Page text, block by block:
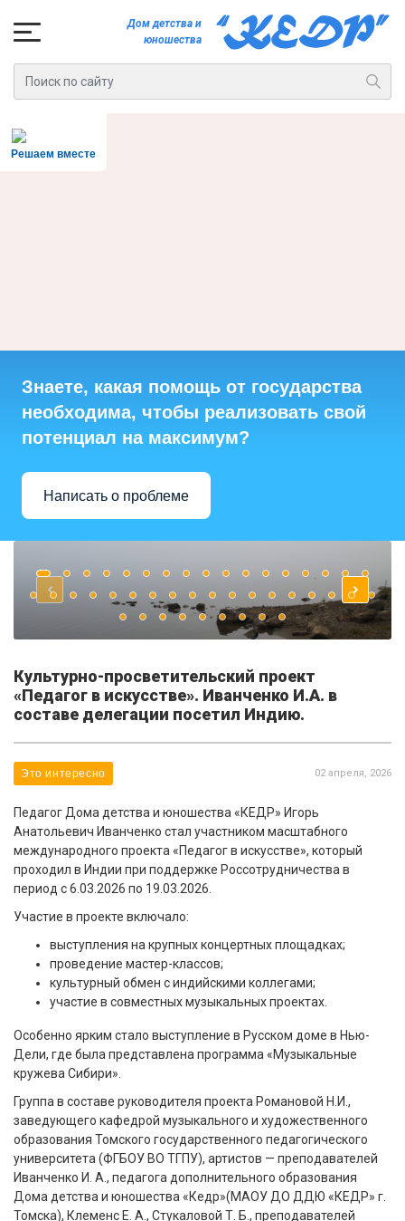
Дом детства и
юношества
Решаем вместе
Знаете, какая помощь от государства
необходима, чтобы реализовать свой
потенциал на максимум?
Написать о проблеме
Культурно-просветительский проект
«Педагог в искусстве». Иванченко И.А. в
составе делегации посетил Индию.
Это интересно 02 апреля, 2026
Педагог Дома детства и юношества «КЕДР» Игорь
Анатольевич Иванченко стал участником масштабного
международного проекта «Педагог в искусстве», который
проходил в Индии при поддержке Россотрудничества в
период с 6.03.2026 по 19.03.2026.
Участие в проекте включало:
выступления на крупных концертных площадках;
проведение мастер-классов;
культурный обмен с индийскими коллегами;
участие в совместных музыкальных проектах.
Особенно ярким стало выступление в Русском доме в Нью-
Дели, где была представлена программа «Музыкальные
кружева Сибири».
Группа в составе руководителя проекта Романовой Н.И.,
заведующего кафедрой музыкального и художественного
образования Томского государственного педагогического
университета (ФГБОУ ВО ТГПУ), артистов — преподавателей
Иванченко И. А., педагога дополнительного образования
Дома детства и юношества «Кедр»(МАОУ ДО ДДЮ «КЕДР» г.
Томска), Клеменс Е. А., Стукаловой Т. Б., преподавателей